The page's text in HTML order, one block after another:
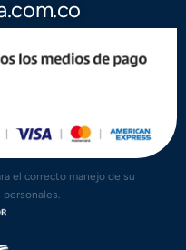
el correcto manejo de su